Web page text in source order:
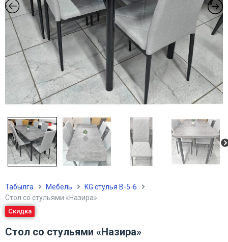
Табылга Мебель
KG стулья В-5-6
Стол со стульями «Назира»
Скидка
Стол со стульями «Назира»